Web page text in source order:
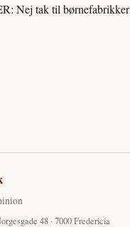
Nej tak til børnefabrikker
48 · 7000 Fredericia